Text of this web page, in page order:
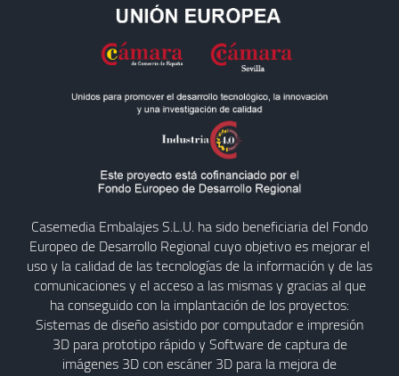
Casemedia Embalajes S.L.U. ha sido beneficiaria del Fondo
Europeo de Desarrollo Regional cuyo objetivo es mejorar el
uso y la calidad de las tecnologías de la información y de las
comunicaciones y el acceso a las mismas y gracias al que
ha conseguido con la implantación de los proyectos:
Sistemas de diseño asistido por computador e impresión
3D para prototipo rápido y Software de captura de
imágenes 3D con escáner 3D para la mejora de